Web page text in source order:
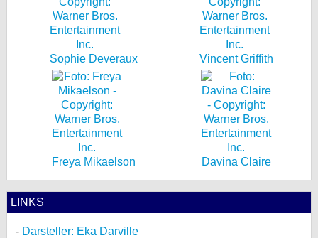
Sophie Deveraux Vincent Griffith
Freya Mikaelson Davina Claire
LINKS
Darsteller: Eka Darville